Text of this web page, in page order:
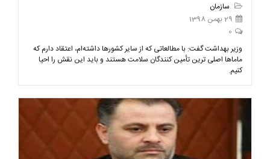
سازمان
29 بهمن 1398
0
وزیر بهداشت گفت: با مطالعاتی که از سایر کشورها داشته‌ام، اعتقاد دارم که
ماماها اصلی ترین تأمین کنندگان سلامت هستند و باید این نقش را احیا
کنیم.